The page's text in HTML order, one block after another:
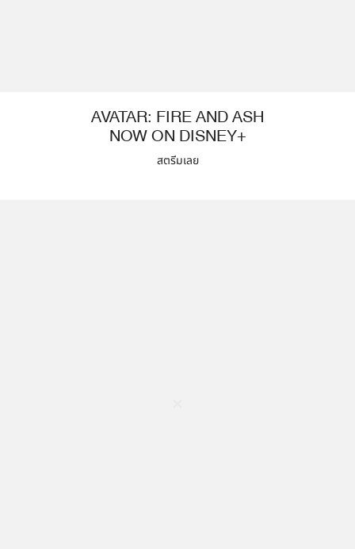
AVATAR: FIRE AND ASH
NOW ON DISNEY+
สตรีมเลย